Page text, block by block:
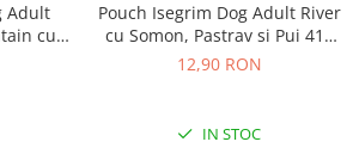
Adult
cu
Pouch Isegrim Dog Adult River
cu Somon, Pastrav si Pui 410
Gr
12,90 RON
IN STOC